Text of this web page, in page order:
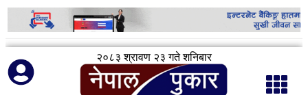
२०८३ श्रावण २३ गते शनिबार